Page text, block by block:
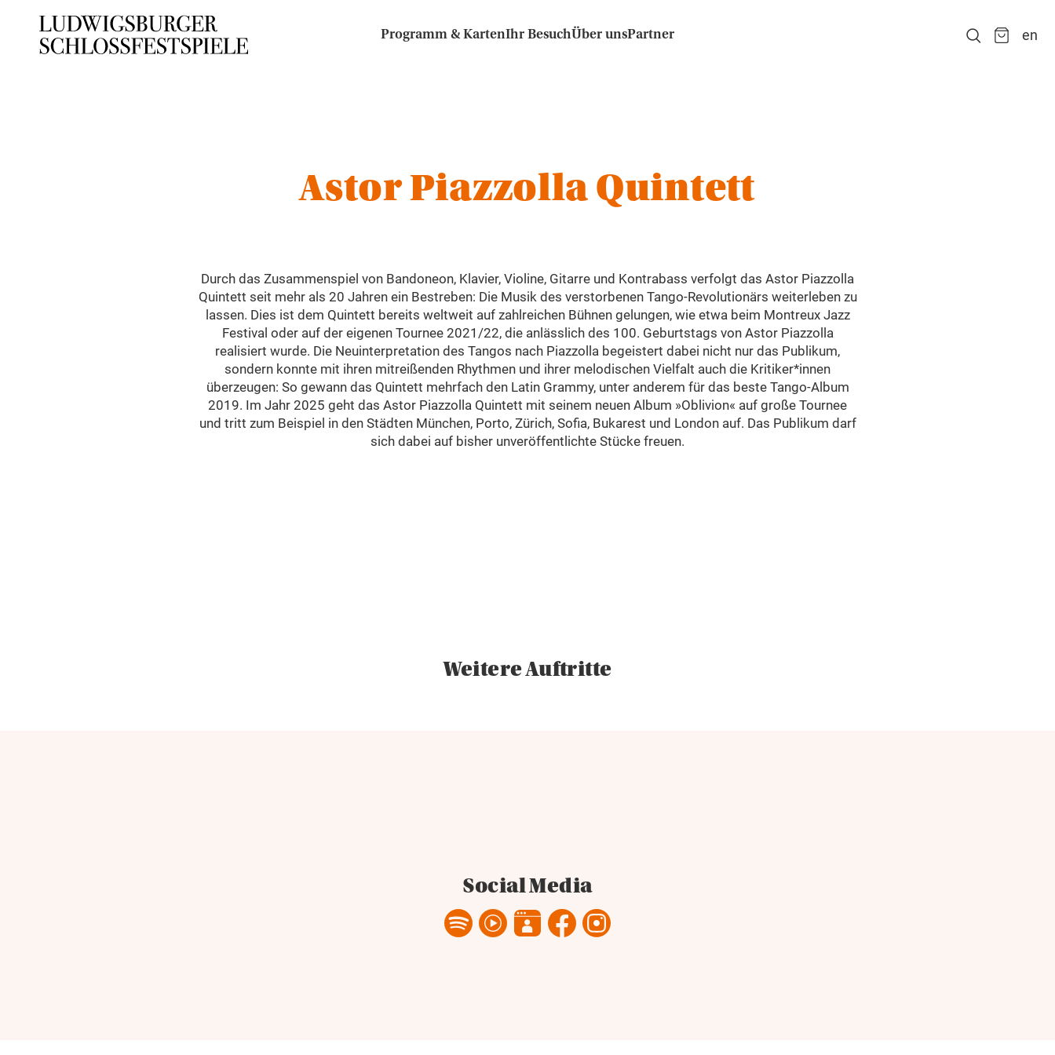
Programm & KartenIhr BesuchÜber unsPartner en
Astor Piazzolla Quintett
Durch das Zusammenspiel von Bandoneon, Klavier, Violine, Gitarre und Kontrabass verfolgt das Astor Piazzolla
Quintett seit mehr als 20 Jahren ein Bestreben: Die Musik des verstorbenen Tango-Revolutionärs weiterleben zu
lassen. Dies ist dem Quintett bereits weltweit auf zahlreichen Bühnen gelungen, wie etwa beim Montreux Jazz
Festival oder auf der eigenen Tournee 2021/22, die anlässlich des 100. Geburtstags von Astor Piazzolla
realisiert wurde. Die Neuinterpretation des Tangos nach Piazzolla begeistert dabei nicht nur das Publikum,
sondern konnte mit ihren mitreißenden Rhythmen und ihrer melodischen Vielfalt auch die Kritiker*innen
überzeugen: So gewann das Quintett mehrfach den Latin Grammy, unter anderem für das beste Tango-Album
2019. Im Jahr 2025 geht das Astor Piazzolla Quintett mit seinem neuen Album »Oblivion« auf große Tournee
und tritt zum Beispiel in den Städten München, Porto, Zürich, Sofia, Bukarest und London auf. Das Publikum darf
sich dabei auf bisher unveröffentlichte Stücke freuen.
Weitere Auftritte
Social Media